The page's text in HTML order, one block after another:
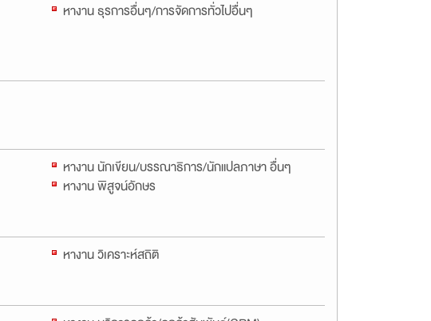
หางาน ธุรการอื่นๆ/การจัดการทั่วไปอื่นๆ
หางาน นักเขียน/บรรณาธิการ/นักแปลภาษา อื่นๆ
หางาน พิสูจน์อักษร
หางาน วิเคราะห์สถิติ